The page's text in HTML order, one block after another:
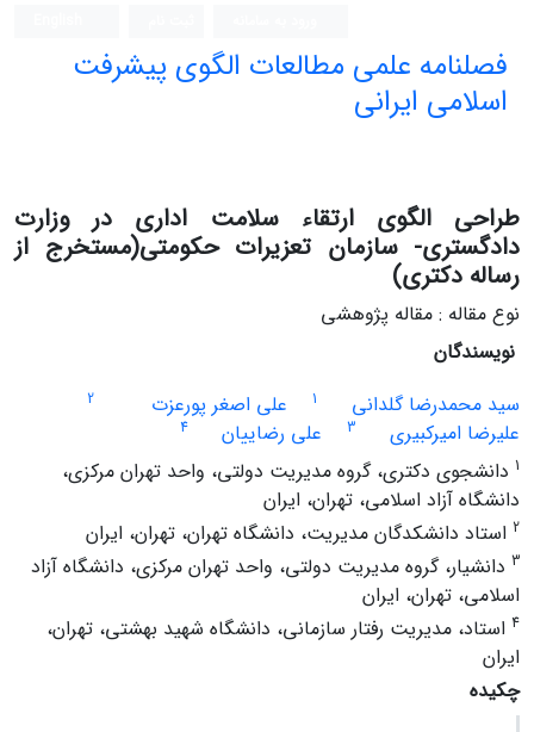
فصلنامه علمی مطالعات الگوی پیشرفت
اسلامی ایرانی
طراحی الگوی ارتقاء سلامت اداری در وزارت
دادگستری- سازمان تعزیرات حکومتی(مستخرج از
رساله دکتری)
نوع مقاله : مقاله پژوهشی
نویسندگان
سید محمدرضا گلدانی
1 علی اصغر پورعزت 2
علیرضا امیرکبیری 3 علی رضاییان
4
1 دانشجوی دکتری، گروه مدیریت دولتی، واحد تهران مرکزی،
دانشگاه آزاد اسلامی، تهران، ایران
2 استاد دانشکدگان مدیریت، دانشگاه تهران، تهران، ایران
3 دانشیار، گروه مدیریت دولتی، واحد تهران مرکزی، دانشگاه آزاد
اسلامی، تهران، ایران
4 استاد، مدیریت رفتار سازمانی، دانشگاه شهید بهشتی، تهران،
ایران
چکیده